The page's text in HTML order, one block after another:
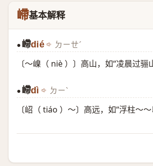
嵽基本解释
● 嵽dié ㄉㄧㄝˊ
〔～嵲（ niè ）〕高山，如“凌晨过
● 嵽dì ㄉㄧˋ
〔岹（ tiáo ）～〕高远，如“浮柱～